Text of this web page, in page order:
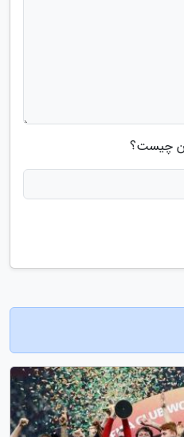
چیست؟